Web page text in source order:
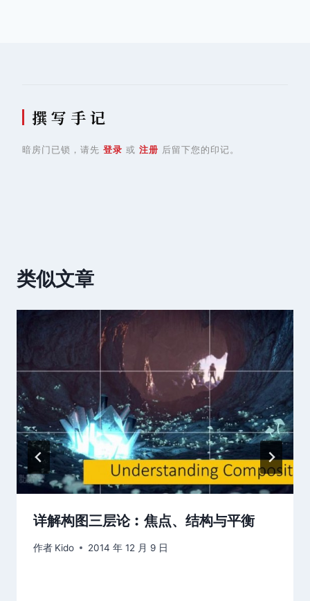
撰 写 手 记
暗房门已锁，请先 登录 或 注册 后留下您的印记。
类似文章
详解构图三层论︰焦点、结构与平衡
作者 Kido 2014 年 12 月 9 日